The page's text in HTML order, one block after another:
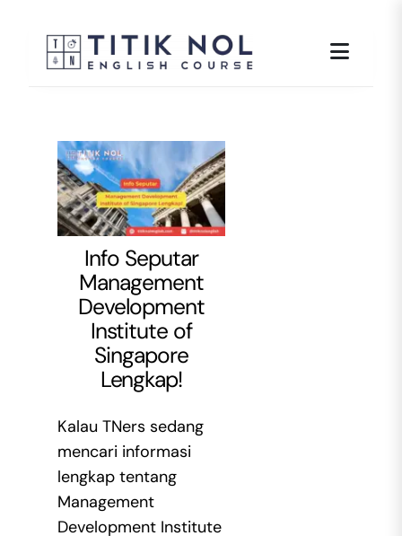
content
Info Seputar
Management
Development
Institute of
Singapore
Lengkap!
Kalau TNers sedang
mencari informasi
lengkap tentang
Management
Development Institute